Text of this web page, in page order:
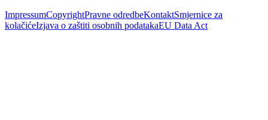
ImpressumCopyrightPravne odredbeKontaktSmjernice za
kolačićeIzjava o zaštiti osobnih podatakaEU Data Act